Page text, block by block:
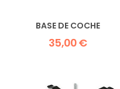
BASE DE COCHE
35,00 €